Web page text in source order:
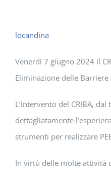
locandina
Venerdì 7 giugno 2024 il
Eliminazione delle
L’intervento del CRIBA,
dettagliatamente
strumenti per realizzare
In virtù delle molte attività